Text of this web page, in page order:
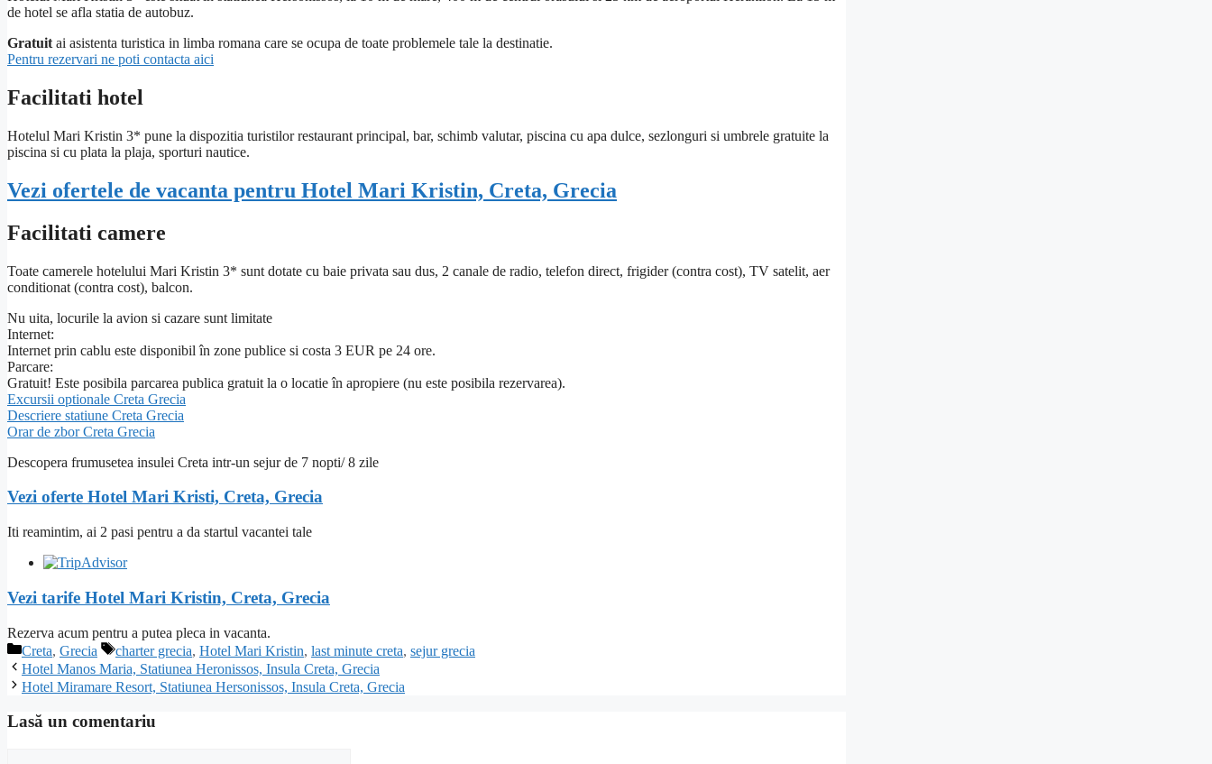
de hotel se afla statia de autobuz.
Gratuit ai asistenta turistica in limba romana care se ocupa de toate problemele tale la destinatie.
Pentru rezervari ne poti contacta aici
Facilitati hotel
Hotelul Mari Kristin 3* pune la dispozitia turistilor restaurant principal, bar, schimb valutar, piscina cu apa dulce, sezlonguri si umbrele gratuite la
piscina si cu plata la plaja, sporturi nautice.
Vezi ofertele de vacanta pentru Hotel Mari Kristin, Creta, Grecia
Facilitati camere
Toate camerele hotelului Mari Kristin 3* sunt dotate cu baie privata sau dus, 2 canale de radio, telefon direct, frigider (contra cost), TV satelit, aer
conditionat (contra cost), balcon.
Nu uita, locurile la avion si cazare sunt limitate
Internet:
Internet prin cablu este disponibil în zone publice si costa 3 EUR pe 24 ore.
Parcare:
Gratuit! Este posibila parcarea publica gratuit la o locatie în apropiere (nu este posibila rezervarea).
Excursii optionale Creta Grecia
Descriere statiune Creta Grecia
Orar de zbor Creta Grecia
Descopera frumusetea insulei Creta intr-un sejur de 7 nopti/ 8 zile
Vezi oferte Hotel Mari Kristi, Creta, Grecia
Iti reamintim, ai 2 pasi pentru a da startul vacantei tale
Vezi tarife Hotel Mari Kristin, Creta, Grecia
Rezerva acum pentru a putea pleca in vacanta.
Categorii
Creta, Grecia Etichete
charter grecia, Hotel Mari Kristin, last minute creta, sejur grecia
Hotel Manos Maria, Statiunea Heronissos, Insula Creta, Grecia
Hotel Miramare Resort, Statiunea Hersonissos, Insula Creta, Grecia
Lasă un comentariu